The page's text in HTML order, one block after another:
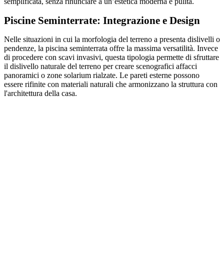
Piscine Seminterrate: Integrazione e Design
Nelle situazioni in cui la morfologia del terreno a presenta dislivelli o
pendenze, la piscina seminterrata offre la massima versatilità. Invece
di procedere con scavi invasivi, questa tipologia permette di sfruttare
il dislivello naturale del terreno per creare scenografici affacci
panoramici o zone solarium rialzate. Le pareti esterne possono
essere rifinite con materiali naturali che armonizzano la struttura con
l'architettura della casa.